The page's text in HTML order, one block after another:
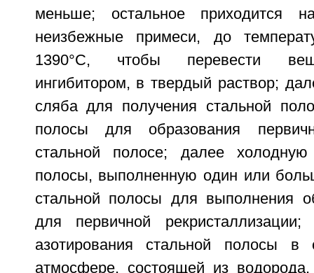
меньше; остальное
неизбежные примеси, до
1390°С, чтобы перевести
ингибитором, в твердый раствор;
сляба для получения стальной
полосы для образования
стальной полосе; далее холодную
полосы, выполненную один или
стальной полосы для выполнения
для первичной
азотирования стальной полосы в
атмосфере, состоящей из